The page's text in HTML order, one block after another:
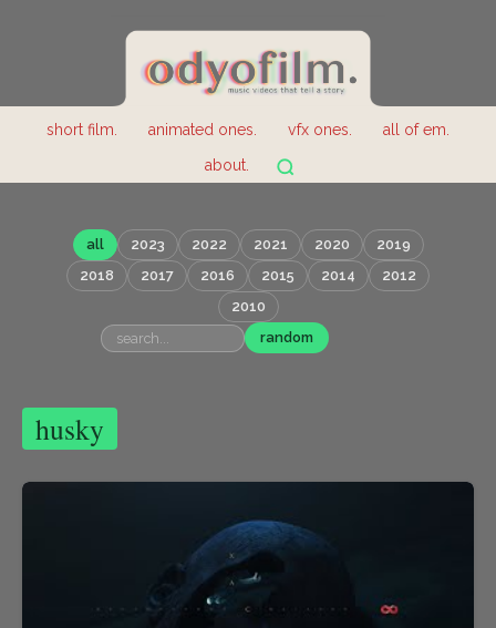
short film. animated ones. vfx ones.
all of em.
about.
all 2023 2022 2021 2020
2019
2018
2017 2016 2015 2014
2012
2010
random
husky